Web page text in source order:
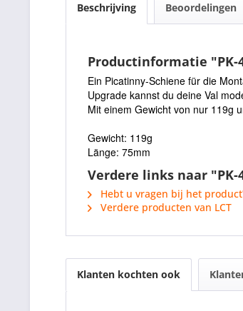
Beschrijving Beoordelingen
Productinformatie "PK-
Ein Picatinny-Schiene für die
Upgrade kannst du deine Val
Mit einem Gewicht von nur 119g
Gewicht: 119g
Länge: 75mm
Verdere links naar "PK-
Hebt u vragen bij het
Verdere producten van LCT
Klanten kochten ook